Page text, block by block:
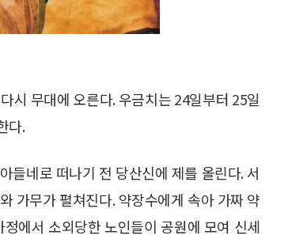
시 무대에 오른다. 우금치는 24일부터 25일
다.
들네로 떠나기 전 당산신에 제를 올린다. 서
가무가 펼쳐진다. 약장수에게 속아 가짜 약
에서 소외당한 노인들이 공원에 모여 신세